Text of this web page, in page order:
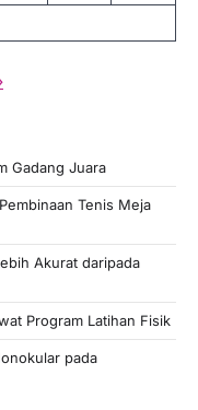
Gadang Juara
Tenis Meja
Akurat daripada
Program Latihan Fisik
pada